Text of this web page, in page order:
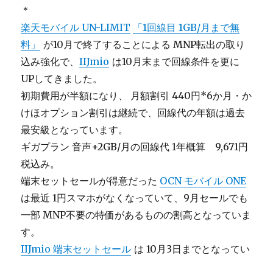
＊
楽天モバイル UN-LIMIT
「1回線目 1GB/月まで無
料」
が10月で終了することによる MNP転出の取り
込み強化で、IIJmio は10月末まで回線条件を更に
UPしてきました。
初期費用が半額になり、 月額割引 440円*6か月・か
けほオプション割引は継続で、回線代の年額は過去
最安級となっています。
ギガプラン 音声+2GB/月の回線代 1年概算 9,671円
税込み。
端末セットセールが得意だった OCN モバイル ONE
は最近 1円スマホがなくなっていて、9月セールでも
一部 MNP不要の特価があるものの割高となっていま
す。
IIJmio 端末セットセール は 10月3日までとなってい